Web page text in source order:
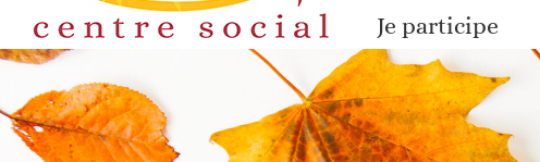
Je participe